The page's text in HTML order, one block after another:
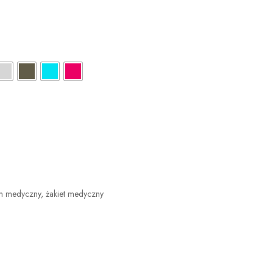
medyczny,żakiet medyczny